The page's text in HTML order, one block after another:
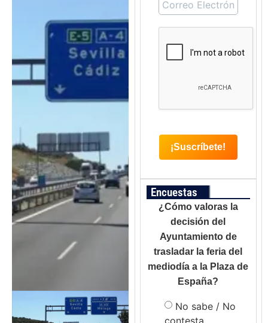
Encuestas
¿Cómo valoras la
decisión del
Ayuntamiento de
trasladar la feria del
mediodía a la Plaza de
España?
No sabe / No
contesta